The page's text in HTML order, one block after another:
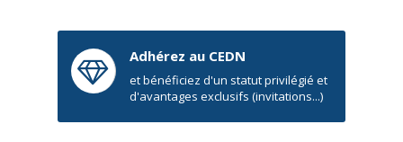
Adhérez au CEDN
et bénéficiez d'un statut privilégié et
d'avantages exclusifs (invitations...)